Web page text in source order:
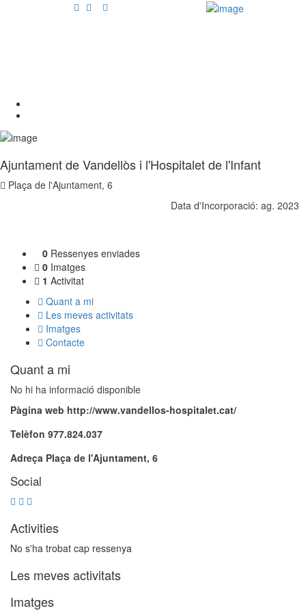
Ajuntament de Vandellòs i l'Hospitalet de l'Infant
Plaça de l'Ajuntament, 6
Data d'Incorporació: ag. 2023
0 Ressenyes enviades
0 Imatges
1 Activitat
Quant a mi
Les meves activitats
Imatges
Contacte
Quant a mi
No hi ha informació disponible
Pàgina web http://www.vandellos-hospitalet.cat/
Telèfon 977.824.037
Adreça Plaça de l'Ajuntament, 6
Social
Activities
No s'ha trobat cap ressenya
Les meves activitats
Imatges